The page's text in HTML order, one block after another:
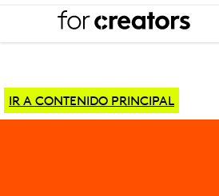
IR A CONTENIDO PRINCIPAL